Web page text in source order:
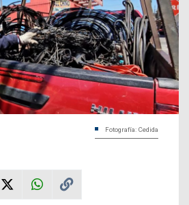
Fotografía: Cedida